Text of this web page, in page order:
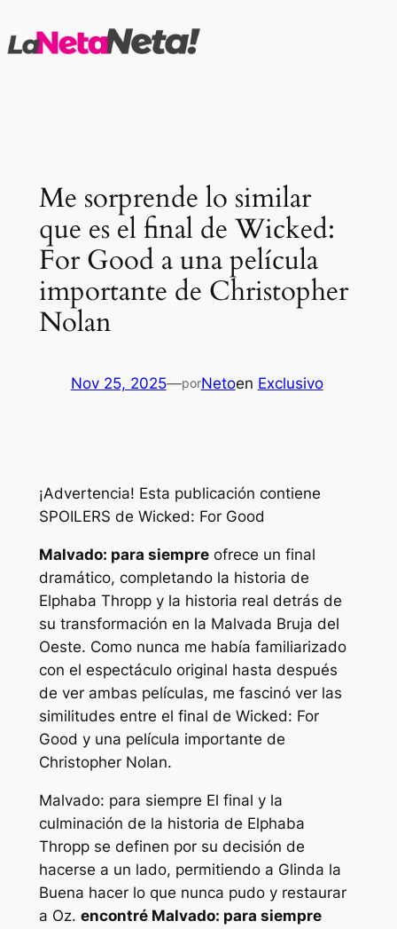
al
Me sorprende lo similar
que es el final de Wicked:
For Good a una película
importante de Christopher
Nolan
Nov 25, 2025—porNetoen Exclusivo
¡Advertencia! Esta publicación contiene
SPOILERS de Wicked: For Good
Malvado: para siempreofrece un final
dramático, completando la historia de
Elphaba Thropp y la historia real detrás de
su transformación en la Malvada Bruja del
Oeste. Como nunca me había familiarizado
con el espectáculo original hasta después
de ver ambas películas, me fascinó ver las
similitudes entre el final de Wicked: For
Good y una película importante de
Christopher Nolan.
Malvado: para siempre El final y la
culminación de la historia de Elphaba
Thropp se definen por su decisión de
hacerse a un lado, permitiendo a Glinda la
Buena hacer lo que nunca pudo y restaurar
a Oz. encontré Malvado: para siempre